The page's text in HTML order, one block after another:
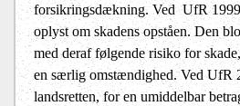
forsikringsdækning. Ved UfR
oplyst om skadens opståen. Den
med deraf følgende risiko for
en særlig omstændighed. Ved UfR
landsretten, for en umiddelbar